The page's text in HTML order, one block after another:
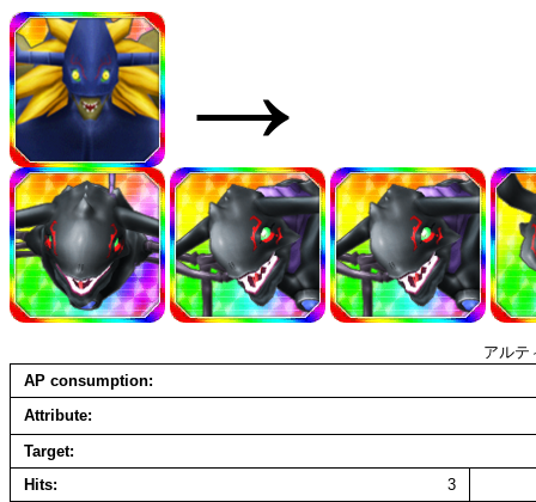
→
アルテ
AP consumption
Attribute
Target
Hits
3